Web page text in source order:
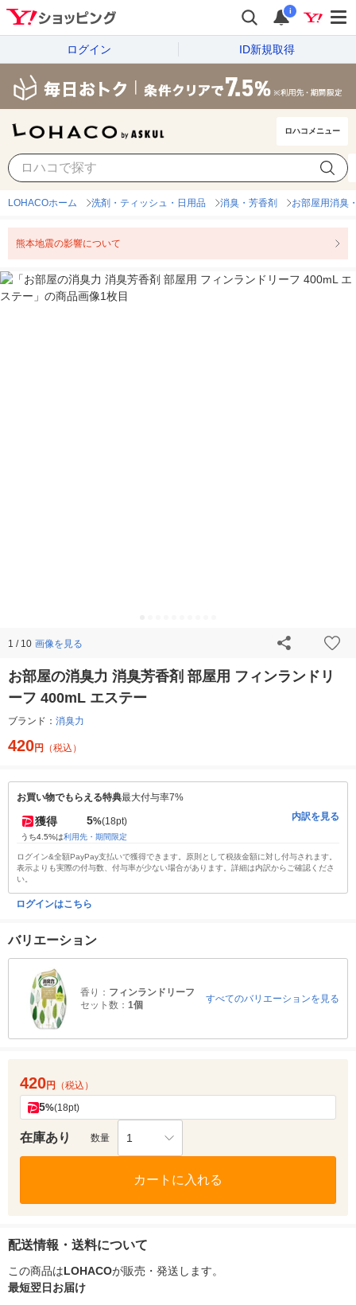
i
ログイン ID新規取得
ロハコメニュー
LOHACOホーム 洗剤・ティッシュ・日用品 消臭・芳香剤 お部屋用消臭
熊本地震の影響について
1 / 10 画像を見る
お部屋の消臭力 消臭芳香剤 部屋用 フィンランドリ
ーフ 400mL エステー
ブランド： 消臭力
420円 （税込）
お買い物でもらえる特典最大付与率7%
獲得 5%(18pt)
うち4.5%は利用先・期間限定
内訳を見る
ログイン&全額PayPay支払いで獲得できます。原則として税抜金額に対し付与されます。
表示よりも実際の付与数、付与率が少ない場合があります。詳細は内訳からご確認くださ
い。
ログインはこちら
バリエーション
香り： フィンランドリーフ
セット数： 1個
すべてのバリエーションを見る
420円 （税込）
5%(18pt)
在庫あり 数量 1
カートに入れる
配送情報・送料について
この商品はLOHACOが販売・発送します。
最短翌日お届け